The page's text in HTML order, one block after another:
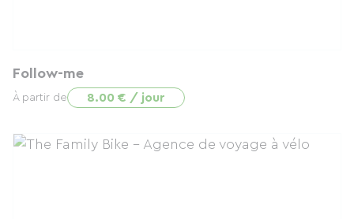
Follow-me
À partir de 8.00 € / jour